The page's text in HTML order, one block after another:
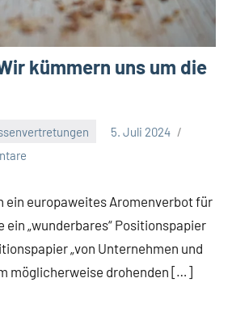
kümmern uns um die
5. Juli 2024
ein europaweites Aromenverbot für
ein „wunderbares“ Positionspapier
„von Unternehmen und
möglicherweise drohenden […]